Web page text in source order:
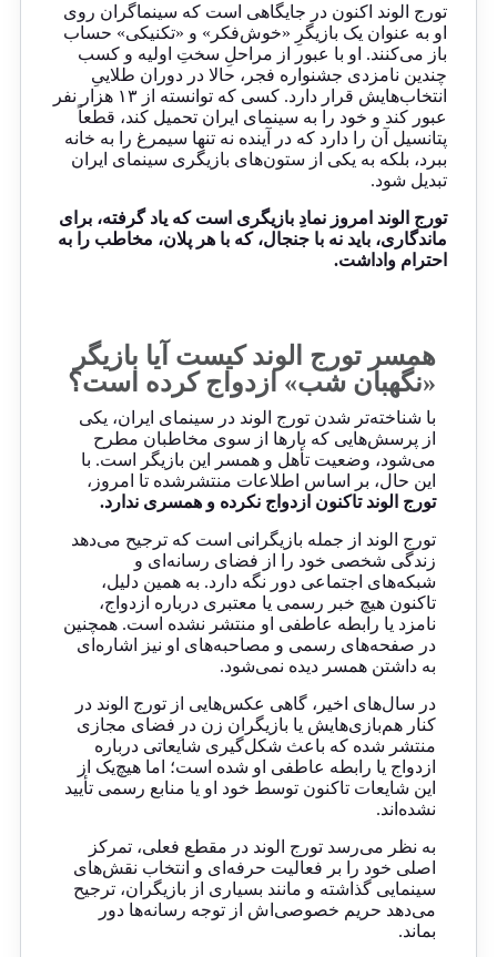
تورج الوند اکنون در جایگاهی است که سینماگران روی
او به عنوان یک بازیگرِ «خوش‌فکر» و «تکنیکی» حساب
باز می‌کنند. او با عبور از مراحلِ سختِ اولیه و کسب
چندین نامزدی جشنواره فجر، حالا در دوران طلاییِ
انتخاب‌هایش قرار دارد. کسی که توانسته از ۱۳ هزار نفر
عبور کند و خود را به سینمای ایران تحمیل کند، قطعاً
پتانسیل آن را دارد که در آینده نه تنها سیمرغ را به خانه
ببرد، بلکه به یکی از ستون‌های بازیگری سینمای ایران
تبدیل شود.
تورج الوند امروز نمادِ بازیگری است که یاد گرفته، برای
ماندگاری، باید نه با جنجال، که با هر پلان، مخاطب را به
احترام واداشت.
همسر تورج الوند کیست آیا بازیگر
«نگهبان شب» ازدواج کرده است؟
با شناخته‌تر شدن تورج الوند در سینمای ایران، یکی
از پرسش‌هایی که بارها از سوی مخاطبان مطرح
می‌شود، وضعیت تأهل و همسر این بازیگر است. با
این حال، بر اساس اطلاعات منتشرشده تا امروز،
تورج الوند تاکنون ازدواج نکرده و همسری ندارد.
تورج الوند از جمله بازیگرانی است که ترجیح می‌دهد
زندگی شخصی خود را از فضای رسانه‌ای و
شبکه‌های اجتماعی دور نگه دارد. به همین دلیل،
تاکنون هیچ خبر رسمی یا معتبری درباره ازدواج،
نامزد یا رابطه عاطفی او منتشر نشده است. همچنین
در صفحه‌های رسمی و مصاحبه‌های او نیز اشاره‌ای
به داشتن همسر دیده نمی‌شود.
در سال‌های اخیر، گاهی عکس‌هایی از تورج الوند در
کنار هم‌بازی‌هایش یا بازیگران زن در فضای مجازی
منتشر شده که باعث شکل‌گیری شایعاتی درباره
ازدواج یا رابطه عاطفی او شده است؛ اما هیچ‌یک از
این شایعات تاکنون توسط خود او یا منابع رسمی تأیید
نشده‌اند.
به نظر می‌رسد تورج الوند در مقطع فعلی، تمرکز
اصلی خود را بر فعالیت حرفه‌ای و انتخاب نقش‌های
سینمایی گذاشته و مانند بسیاری از بازیگران، ترجیح
می‌دهد حریم خصوصی‌اش از توجه رسانه‌ها دور
بماند.